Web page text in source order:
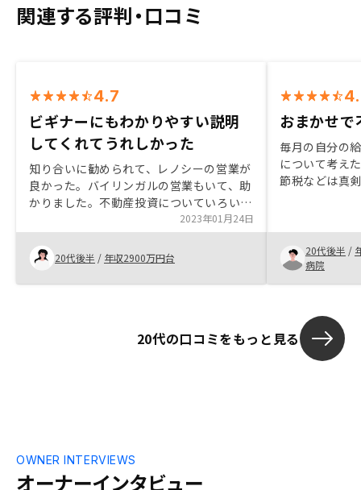
関連する評判・口コミ
4.7
ビギナーにもわかりやすい説明
してくれてうれしかった
知り合いに勧められて、レノシーの営業が
良かった。バイリンガルの営業もいて、助
かりました。不動産投資についていろいろ
勉強させていただきありがたいです！連絡
も取りやすく、返事も速いです。レノシー
はフルサービスなのでとても便利だと思い
ます。
2023年01月24日
20代後半 / 年収2900万円台
おまかせで
毎月の自分の
について考え
節税などは真
に時間をかけ
願いできる不
知った。 プラ
てこれなら自
20代後半 /
病院
20代の口コミをもっと見る
オーナーインタビュー
OWNER INTERVIEWS